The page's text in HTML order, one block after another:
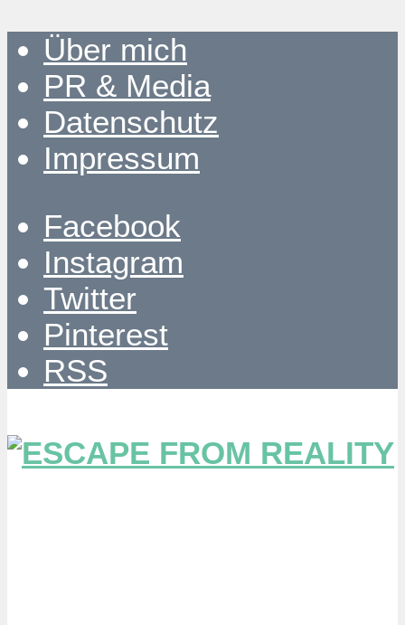
Über mich
PR & Media
Datenschutz
Impressum
Facebook
Instagram
Twitter
Pinterest
RSS